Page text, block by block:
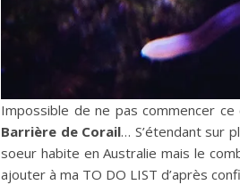
Impossible de ne pas commencer
Barrière de Corail… S’étendant sur
soeur habite en Australie mais le
ajouter à ma TO DO LIST d’après